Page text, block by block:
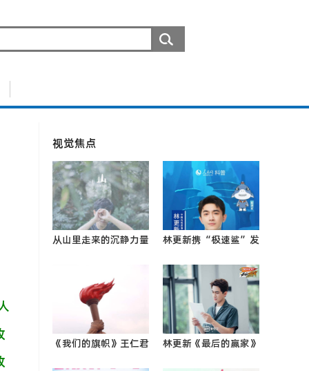
视觉焦点
从山里走来的沉静力量
山林的情书0
林更新携“极速鲨”发
护0
《我们的旗帜》王仁君
林更新《最后的赢家》